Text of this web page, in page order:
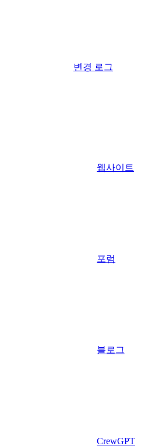
변경 로그
웹사이트
포럼
블로그
CrewGPT